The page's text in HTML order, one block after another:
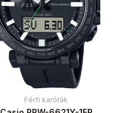
Férfi karórák